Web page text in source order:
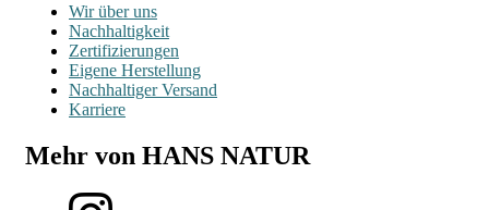
Wir über uns
Nachhaltigkeit
Zertifizierungen
Eigene Herstellung
Nachhaltiger Versand
Karriere
Mehr von HANS NATUR